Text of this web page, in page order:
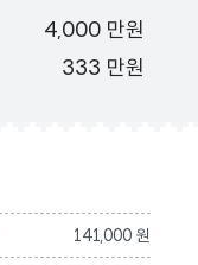
4,000 만원
333 만원
141,000 원